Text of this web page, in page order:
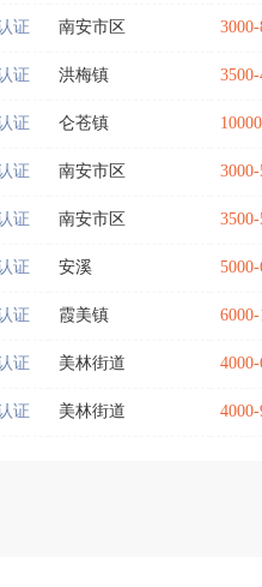
证 南安市区
证 洪梅镇
证 仑苍镇
证 南安市区
证 南安市区
证 安溪
证 霞美镇
证 美林街道
证 美林街道